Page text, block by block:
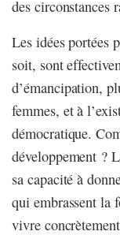
des circonstances
Les idées portées
soit, sont
d’émancipation,
femmes, et à
démocratique.
développement ?
sa capacité à
qui embrassent la
vivre